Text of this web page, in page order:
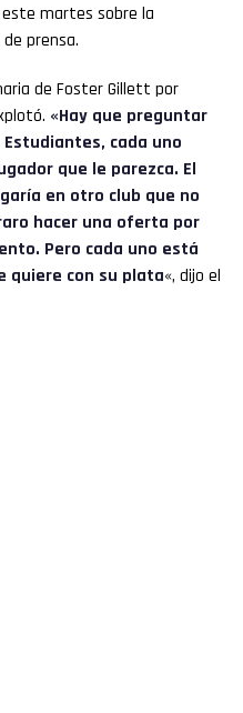
martes sobre la
prensa.
de Foster Gillett por
«Hay que preguntar
cada uno
que le parezca. El
en otro club que no
hacer una oferta por
Pero cada uno está
quiere con su plata«, dijo el